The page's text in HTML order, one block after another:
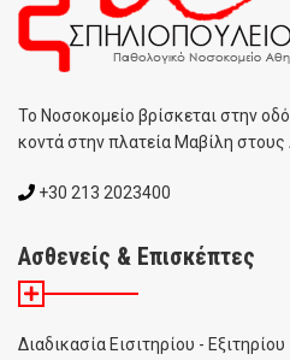
To Noσοκομείο βρίσκεται στην
κοντά στην πλατεία Μαβίλη
+30 213 2023400
Ασθενείς & Επισκέπτες
Διαδικασία Εισιτηρίου - Εξιτηρίου